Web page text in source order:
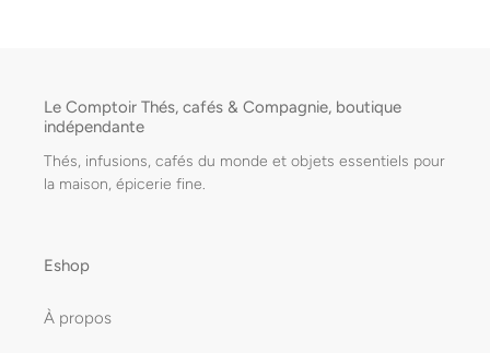
Le Comptoir Thés, cafés & Compagnie, boutique
indépendante
Thés, infusions, cafés du monde et objets essentiels pour
la maison, épicerie fine.
Eshop
À propos